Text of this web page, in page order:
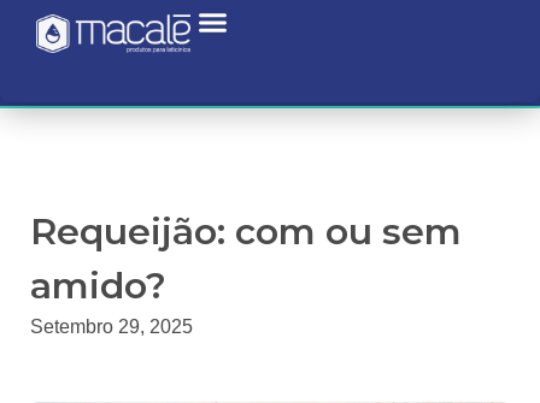
Requeijão: com ou sem
amido?
Setembro 29, 2025